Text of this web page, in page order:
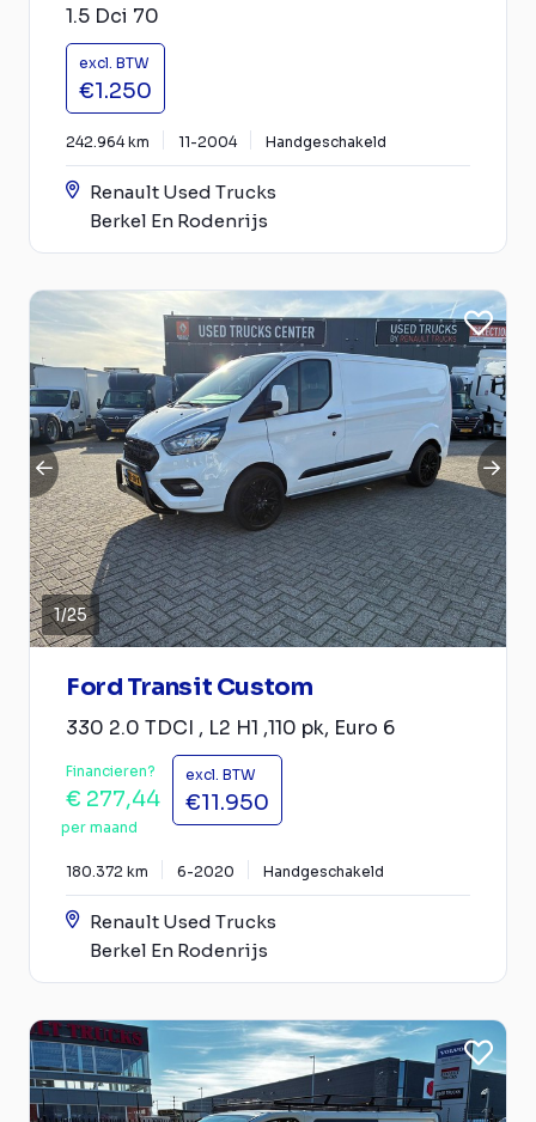
1.5 Dci 70
excl. BTW
€1.250
242.964 km 11-2004 Handgeschakeld
Renault Used Trucks
Berkel En Rodenrijs
1/25
Ford Transit Custom
330 2.0 TDCI , L2 H1 ,110 pk, Euro 6
Financieren?
€ 277,44
per maand
excl. BTW
€11.950
180.372 km 6-2020 Handgeschakeld
Renault Used Trucks
Berkel En Rodenrijs